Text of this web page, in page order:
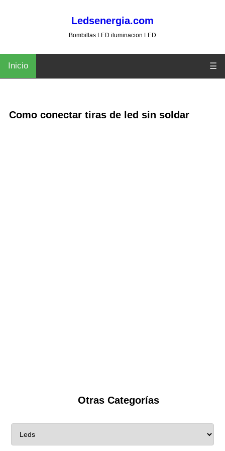
Ledsenergia.com
Bombillas LED iluminacion LED
Inicio ☰
Como conectar tiras de led sin soldar
Otras Categorías